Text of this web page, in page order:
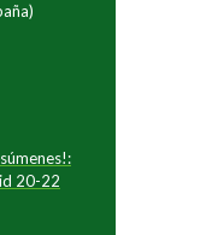
20-22